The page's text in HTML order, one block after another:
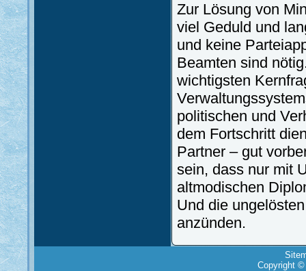
Zur Lösung von
viel Geduld und
und keine
Beamten sind
wichtigsten
politischen und
dem Fortschritt
Partner – gut
sein, dass nur mit
altmodischen
Und die
anzünden.
Copyright ©